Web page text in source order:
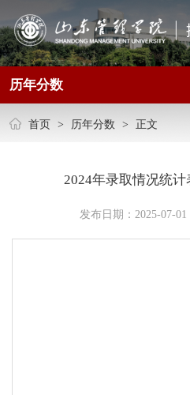
历年分数
首页 > 历年分数 > 正文
2024年录取情况统
发布日期：2025-07-01